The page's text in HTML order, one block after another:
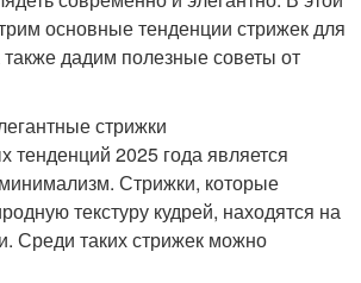
основные тенденции стрижек для
дадим полезные советы от
стрижки
тенденций 2025 года является
Стрижки, которые
текстуру кудрей, находятся на
Среди таких стрижек можно